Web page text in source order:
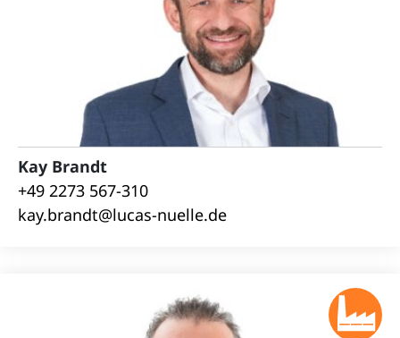
Kay Brandt
+49 2273 567-310
kay.brandt@lucas-nuelle.de